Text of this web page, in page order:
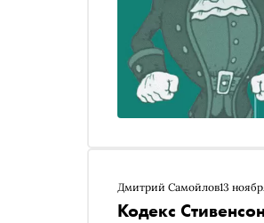
Дмитрий Самойлов13
Кодекс